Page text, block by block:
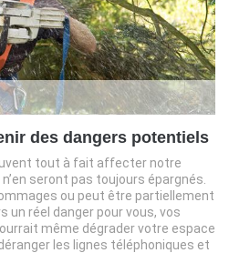
des dangers potentiels
tout à fait affecter notre
seront pas toujours épargnés.
ou peut être partiellement
un réel danger pour vous, vos
même dégrader votre espace
les lignes téléphoniques et